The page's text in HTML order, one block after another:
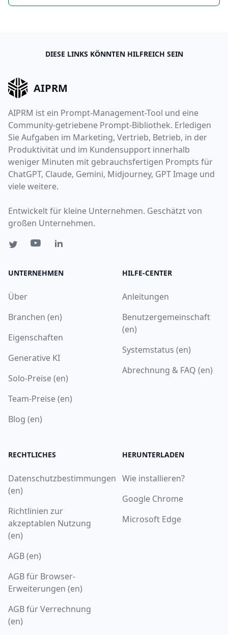
DIESE LINKS KÖNNTEN HILFREICH SEIN
AIPRM
AIPRM ist ein Prompt-Management-Tool und eine
Community-getriebene Prompt-Bibliothek. Erledigen
Sie Aufgaben im Marketing, Vertrieb, Betrieb, in der
Produktivität und im Kundensupport innerhalb
weniger Minuten mit gebrauchsfertigen Prompts für
ChatGPT, Claude, Gemini, Midjourney, GPT Image und
viele weitere.
Entwickelt für kleine Unternehmen. Geschätzt von
großen Unternehmen.
UNTERNEHMEN
Über
Branchen (en)
Eigenschaften
Generative KI
Solo-Preise (en)
Team-Preise (en)
Blog (en)
HILFE-CENTER
Anleitungen
Benutzergemeinschaft
(en)
Systemstatus (en)
Abrechnung & FAQ (en)
RECHTLICHES
Datenschutzbestimmungen
(en)
Richtlinien zur
akzeptablen Nutzung
(en)
AGB (en)
AGB für Browser-
Erweiterungen (en)
AGB für Verrechnung
(en)
HERUNTERLADEN
Wie installieren?
Google Chrome
Microsoft Edge